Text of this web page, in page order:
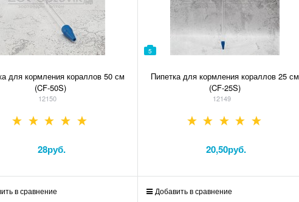
для кормления кораллов 50 см
(CF-50S)
12150
28руб.
в сравнение
5
Пипетка для кормления кораллов 25 см
(CF-25S)
12149
20,50руб.
Добавить в сравнение